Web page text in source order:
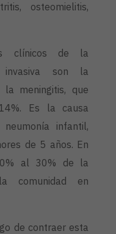
osteomielitis,
clínicos de la
invasiva son la
meningitis, que
Es la causa
infantil,
de 5 años. En
al 30% de la
comunidad en
de contraer esta